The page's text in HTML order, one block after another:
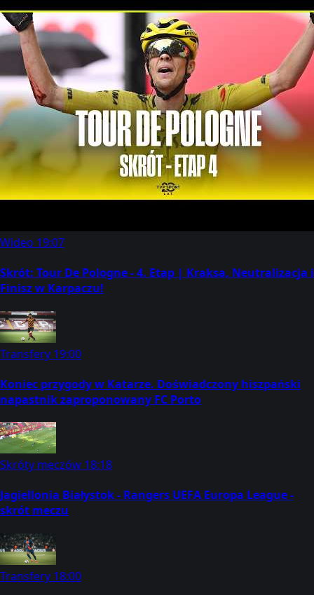
Wideo 19:07
Skrót: Tour De Pologne - 4. Etap | Kraksa, Neutralizacja i
Finisz w Karpaczu!
Transfery 19:00
Koniec przygody w Katarze. Doświadczony hiszpański
napastnik zaproponowany FC Porto
Skróty meczów 18:18
Jagiellonia Białystok - Rangers UEFA Europa League -
skrót meczu
Transfery 18:00